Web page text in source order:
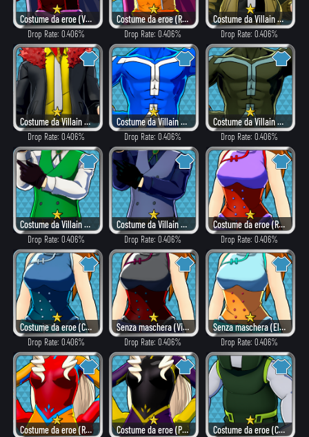
Costume da eroe (Villain)
Drop Rate: 0.406%
Costume da eroe (Rovente)
Drop Rate: 0.406%
Costume da Villain (Combattimento)
Drop Rate: 0.406%
Costume da Villain (Pericoloso)
Drop Rate: 0.406%
Costume da Villain (Eroe)
Drop Rate: 0.406%
Costume da Villain (Combattimento)
Drop Rate: 0.406%
Costume da Villain (Eroe)
Drop Rate: 0.406%
Costume da Villain (Combattimento)
Drop Rate: 0.406%
Costume da eroe (Rovente)
Drop Rate: 0.406%
Costume da eroe (Combattimento)
Drop Rate: 0.406%
Senza maschera (Villain)
Drop Rate: 0.406%
Senza maschera (Elegante)
Drop Rate: 0.406%
Costume da eroe (Rovente) Costume da eroe (Pericoloso) Costume da eroe (Combattimento)